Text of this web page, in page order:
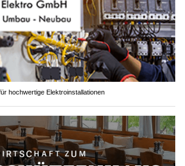
hochwertige Elektroinstallationen